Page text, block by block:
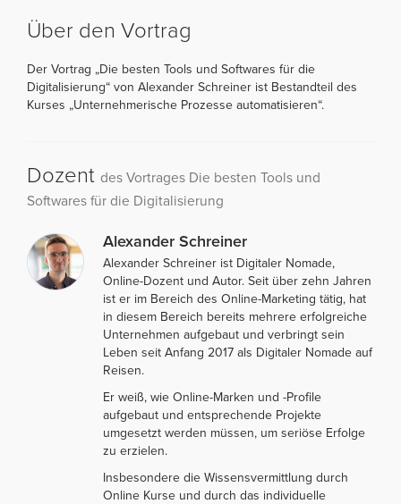
Über den Vortrag
Der Vortrag „Die besten Tools und Softwares für die
Digitalisierung“ von Alexander Schreiner ist Bestandteil des
Kurses „Unternehmerische Prozesse automatisieren“.
Dozent des Vortrages Die besten Tools und
Softwares für die Digitalisierung
Alexander Schreiner
Alexander Schreiner ist Digitaler Nomade,
Online-Dozent und Autor. Seit über zehn Jahren
ist er im Bereich des Online-Marketing tätig, hat
in diesem Bereich bereits mehrere erfolgreiche
Unternehmen aufgebaut und verbringt sein
Leben seit Anfang 2017 als Digitaler Nomade auf
Reisen.
Er weiß, wie Online-Marken und -Profile
aufgebaut und entsprechende Projekte
umgesetzt werden müssen, um seriöse Erfolge
zu erzielen.
Insbesondere die Wissensvermittlung durch
Online Kurse und durch das individuelle